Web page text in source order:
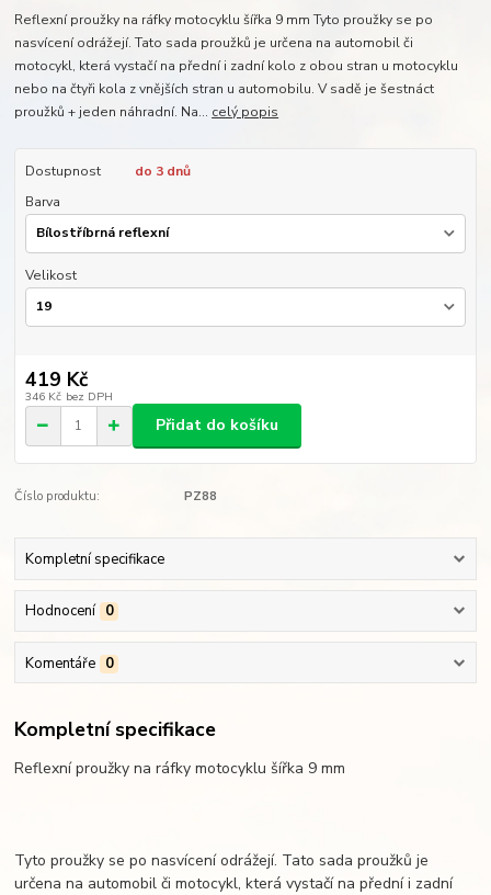
Reflexní proužky na ráfky motocyklu šířka 9 mm Tyto proužky se po
nasvícení odrážejí. Tato sada proužků je určena na automobil či
motocykl, která vystačí na přední i zadní kolo z obou stran u motocyklu
nebo na čtyři kola z vnějších stran u automobilu. V sadě je šestnáct
proužků + jeden náhradní. Na... celý popis
Dostupnost
do 3 dnů
Barva
Velikost
419 Kč
346 Kč bez DPH
Přidat do košíku
Číslo produktu: PZ88
Kompletní specifikace
Hodnocení 0
Komentáře 0
Kompletní specifikace
Reflexní proužky na ráfky motocyklu šířka 9 mm
Tyto proužky se po nasvícení odrážejí. Tato sada proužků je
určena na automobil či motocykl, která vystačí na přední i zadní